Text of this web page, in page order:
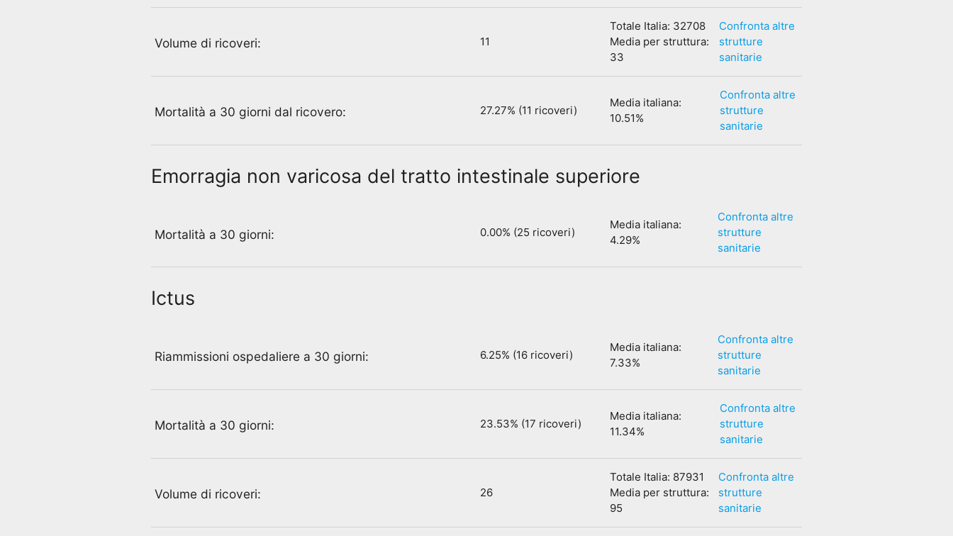
Volume di ricoveri: 11
Totale Italia: 32708
Media per struttura:
33
Confronta altre
strutture
sanitarie
Mortalità a 30 giorni dal ricovero: 27.27% (11 ricoveri)
Media italiana:
10.51%
Confronta altre
strutture
sanitarie
Emorragia non varicosa del tratto intestinale superiore
Mortalità a 30 giorni: 0.00% (25 ricoveri)
Media italiana:
4.29%
Confronta altre
strutture
sanitarie
Ictus
Riammissioni ospedaliere a 30 giorni: 6.25% (16 ricoveri)
Media italiana:
7.33%
Confronta altre
strutture
sanitarie
Mortalità a 30 giorni: 23.53% (17 ricoveri)
Media italiana:
11.34%
Confronta altre
strutture
sanitarie
Volume di ricoveri: 26
Totale Italia: 87931
Media per struttura:
95
Confronta altre
strutture
sanitarie